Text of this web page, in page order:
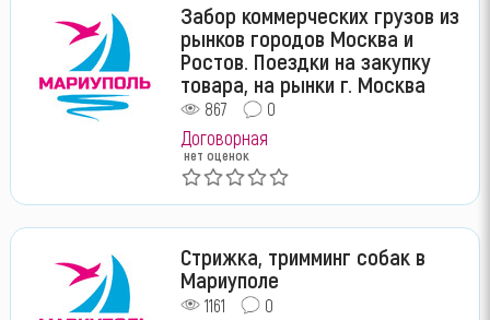
Забор коммерческих грузов из
рынков городов Москва и
Ростов. Поездки на закупку
товара, на рынки г. Москва
867 0
Договорная
нет оценок
Стрижка, тримминг собак в
Мариуполе
1161 0